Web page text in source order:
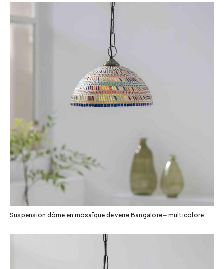
Suspension dôme en mosaïque de verre Bangalore – multicolore